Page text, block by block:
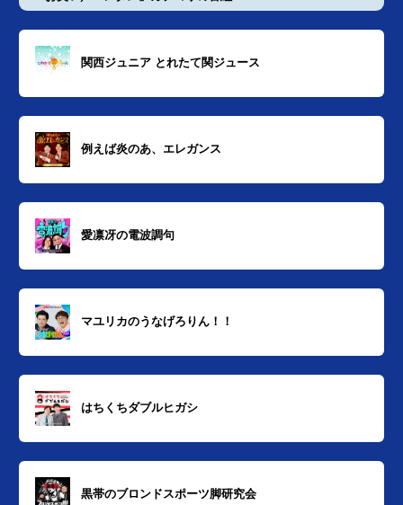
関西ジュニア とれたて関ジュース
例えば炎のあ、エレガンス
愛凛冴の電波調句
マユリカのうなげろりん！！
はちくちダブルヒガシ
黒帯のブロンドスポーツ脚研究会